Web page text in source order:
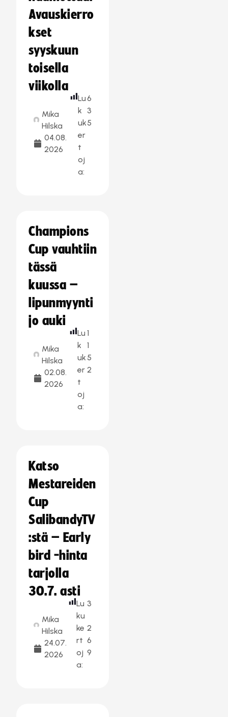
Avauskierro
kset
syyskuun
toisella
viikolla
Mika
Hilska
04.08.
2026
Lu
k
uk
er
t
oj
a:
6
3
5
Champions
Cup vauhtiin
tässä
kuussa –
lipunmyynti
jo auki
Mika
Hilska
02.08.
2026
Lu
k
uk
er
t
oj
a:
1
1
5
2
Katso
Mestareiden
Cup
SalibandyTV
:stä – Early
bird -hinta
tarjolla
30.7. asti
Mika
Hilska
24.07.
2026
Lu
ku
ke
rt
oj
a:
3
2
6
9